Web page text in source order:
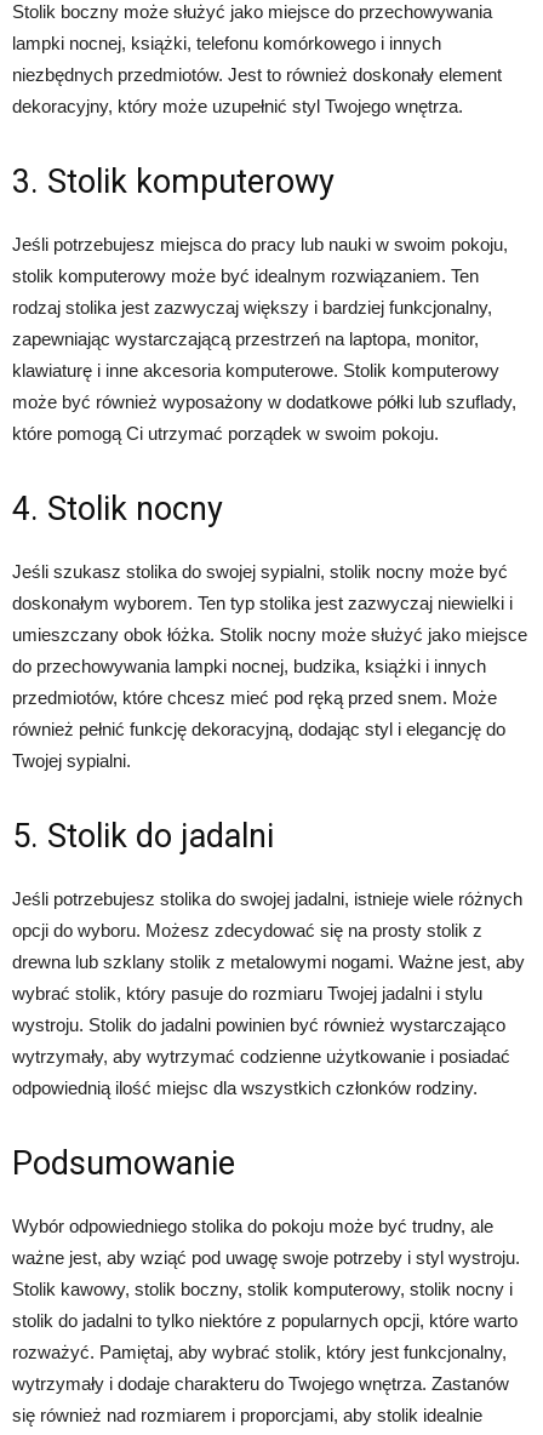
Stolik boczny może służyć jako miejsce do przechowywania
lampki nocnej, książki, telefonu komórkowego i innych
niezbędnych przedmiotów. Jest to również doskonały element
dekoracyjny, który może uzupełnić styl Twojego wnętrza.
3. Stolik komputerowy
Jeśli potrzebujesz miejsca do pracy lub nauki w swoim pokoju,
stolik komputerowy może być idealnym rozwiązaniem. Ten
rodzaj stolika jest zazwyczaj większy i bardziej funkcjonalny,
zapewniając wystarczającą przestrzeń na laptopa, monitor,
klawiaturę i inne akcesoria komputerowe. Stolik komputerowy
może być również wyposażony w dodatkowe półki lub szuflady,
które pomogą Ci utrzymać porządek w swoim pokoju.
4. Stolik nocny
Jeśli szukasz stolika do swojej sypialni, stolik nocny może być
doskonałym wyborem. Ten typ stolika jest zazwyczaj niewielki i
umieszczany obok łóżka. Stolik nocny może służyć jako miejsce
do przechowywania lampki nocnej, budzika, książki i innych
przedmiotów, które chcesz mieć pod ręką przed snem. Może
również pełnić funkcję dekoracyjną, dodając styl i elegancję do
Twojej sypialni.
5. Stolik do jadalni
Jeśli potrzebujesz stolika do swojej jadalni, istnieje wiele różnych
opcji do wyboru. Możesz zdecydować się na prosty stolik z
drewna lub szklany stolik z metalowymi nogami. Ważne jest, aby
wybrać stolik, który pasuje do rozmiaru Twojej jadalni i stylu
wystroju. Stolik do jadalni powinien być również wystarczająco
wytrzymały, aby wytrzymać codzienne użytkowanie i posiadać
odpowiednią ilość miejsc dla wszystkich członków rodziny.
Podsumowanie
Wybór odpowiedniego stolika do pokoju może być trudny, ale
ważne jest, aby wziąć pod uwagę swoje potrzeby i styl wystroju.
Stolik kawowy, stolik boczny, stolik komputerowy, stolik nocny i
stolik do jadalni to tylko niektóre z popularnych opcji, które warto
rozważyć. Pamiętaj, aby wybrać stolik, który jest funkcjonalny,
wytrzymały i dodaje charakteru do Twojego wnętrza. Zastanów
się również nad rozmiarem i proporcjami, aby stolik idealnie